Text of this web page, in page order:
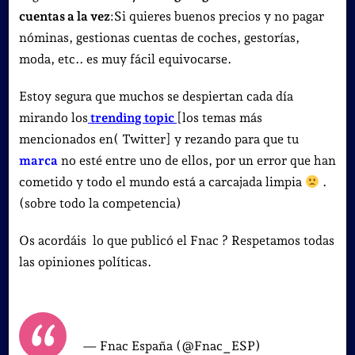
cuentas a la vez:Si quieres buenos precios y no pagar
nóminas, gestionas cuentas de coches, gestorías,
moda, etc.. es muy fácil equivocarse.
Estoy segura que muchos se despiertan cada día
mirando los trending topic [los temas más
mencionados en( Twitter] y rezando para que tu
marcano esté entre uno de ellos, por un error que han
cometido y todo el mundo está a carcajada limpia
.
(sobre todo la competencia)
Os acordáis lo que publicó el Fnac ? Respetamos todas
las opiniones políticas.
— Fnac España (@Fnac_ESP)